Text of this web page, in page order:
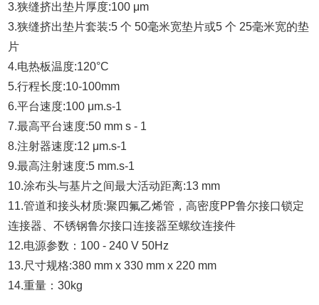
3.狭缝挤出垫片厚度:100 μm
3.狭缝挤出垫片套装:5 个 50毫米宽垫片或5 个 25毫米宽的垫
片
4.电热板温度:120°C
5.行程长度:10-100mm
6.平台速度:100 μm.s-1
7.最高平台速度:50 mm s - 1
8.注射器速度:12 μm.s-1
9.最高注射速度:5 mm.s-1
10.涂布头与基片之间最大活动距离:13 mm
11.管道和接头材质:聚四氟乙烯管，高密度PP鲁尔接口锁定
连接器、不锈钢鲁尔接口连接器至螺纹连接件
12.电源参数：100 - 240 V 50Hz
13.尺寸规格:380 mm x 330 mm x 220 mm
14.重量：30kg